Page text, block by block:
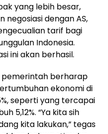
yang lebih besar,
dengan AS,
tarif bagi
Indonesia.
ini akan berhasil.
pemerintah berharap
ekonomi di
seperti yang tercapai
5,12%. “Ya kita sih
kita lakukan,” tegas